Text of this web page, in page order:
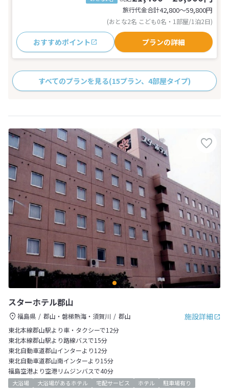
旅行代金合計42,800〜59,800円
(おとな2名 こども0名・1部屋/1泊2日)
おすすめポイント プランの詳細
すべてのプランを見る(15プラン、4部屋タイプ)
スターホテル郡山
施設詳細
福島県 郡山・磐梯熱海・須賀川
郡山
東北本線郡山駅より車・タクシーで12分
東北本線郡山駅より路線バスで15分
東北自動車道郡山インターより12分
東北自動車道郡山南インターより15分
福島空港より空港リムジンバスで40分
大浴場 大浴場があるホテル 宅配サービス ホテル 駐車場有り